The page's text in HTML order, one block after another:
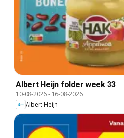
Albert Heijn folder week 33
10-08-2026- 16-08-2026
Albert Heijn